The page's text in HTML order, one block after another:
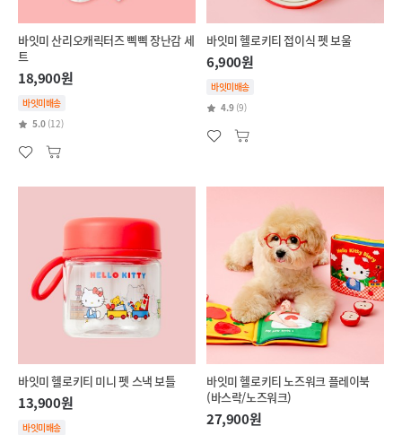
바잇미 산리오캐릭터즈 삑삑 장난감 세
트
18,900원
바잇미배송
5.0 (12)
바잇미 헬로키티 접이식 펫 보울
6,900원
바잇미배송
4.9 (9)
바잇미 헬로키티 미니 펫 스낵 보틀
13,900원
바잇미배송
바잇미 헬로키티 노즈워크 플레이북
(바스락/노즈워크)
27,900원